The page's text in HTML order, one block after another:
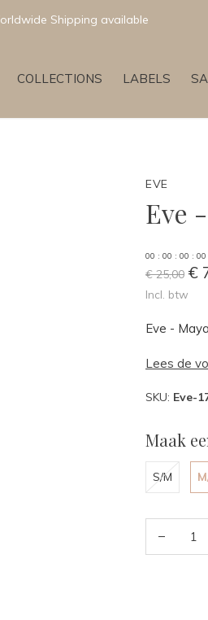
COLLECTIONS LABELS
Newest & Trending
EVE
Eve
00 : 00 : 00 : 00
€ 25,00 €
Incl. btw
Eve -
Lees de
SKU: Eve-
Maak
S/M